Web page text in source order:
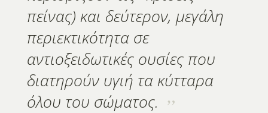
πείνας) και δεύτερον, μεγάλη
περιεκτικότητα σε
αντιοξειδωτικές ουσίες που
διατηρούν υγιή τα κύτταρα
όλου του σώματος.